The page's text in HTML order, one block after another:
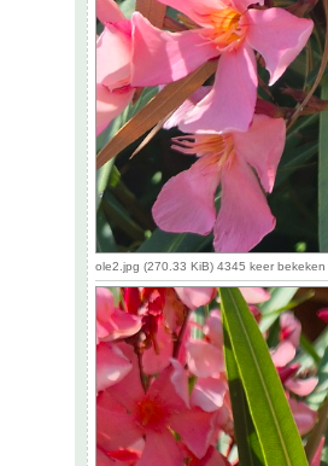
ole2.jpg (270.33 KiB) 4345 keer bekeken